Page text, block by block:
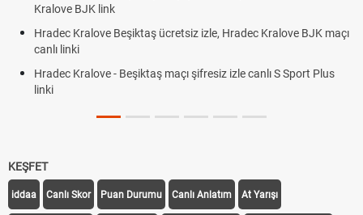
izle, Hradec Kralove BJK maçı
izle canlı S Sport Plus
Plonjon Nedir? Kalecilikte Plonjon
KEŞFET
iddaa Canlı Skor Puan Durumu Canlı Anlatım At Yarışı